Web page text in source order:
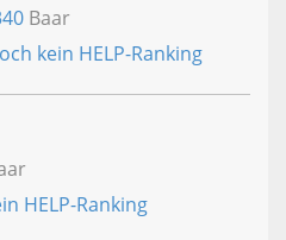
Baar